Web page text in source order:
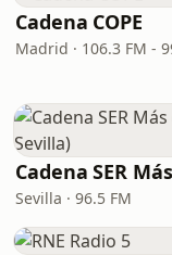
Cadena COPE
Madrid · 106.3 FM -
Sevilla · 96.5 FM